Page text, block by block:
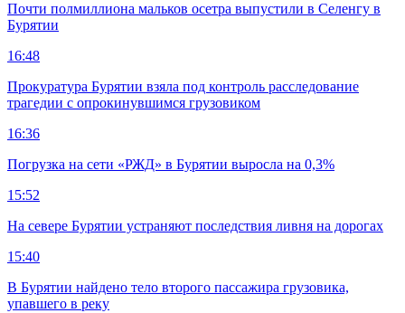
Почти полмиллиона мальков осетра выпустили в Селенгу в
Бурятии
16:48
Прокуратура Бурятии взяла под контроль расследование
трагедии с опрокинувшимся грузовиком
16:36
Погрузка на сети «РЖД» в Бурятии выросла на 0,3%
15:52
На севере Бурятии устраняют последствия ливня на дорогах
15:40
В Бурятии найдено тело второго пассажира грузовика,
упавшего в реку